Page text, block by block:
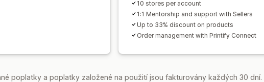
10 stores per account
1:1 Mentorship and support with Sellers
Up to 33% discount on products
Order management with Printify Connect
poplatky a poplatky založené na použití jsou fakturovány každých 30 dní.